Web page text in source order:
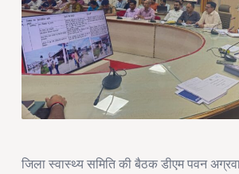
में
जिला स्वास्थ्य समिति की बैठक डीएम पवन